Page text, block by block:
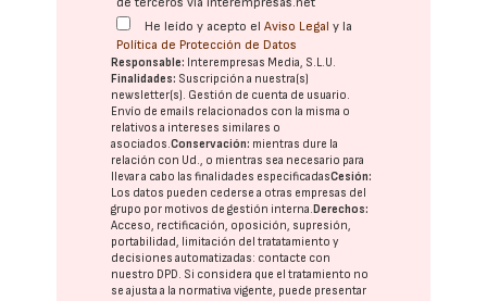
He leído y acepto elAviso Legal y la
Política de Protección de Datos
Responsable: Interempresas Media, S.L.U.
Finalidades: Suscripción a nuestra(s)
newsletter(s). Gestión de cuenta de usuario.
Envío de emails relacionados con la misma o
relativos a intereses similares o
asociados.Conservación: mientras dure la
relación con Ud., o mientras sea necesario para
llevar a cabo las finalidades especificadasCesión:
Los datos pueden cederse a otras empresas del
grupo por motivos de gestión interna.Derechos:
Acceso, rectificación, oposición, supresión,
portabilidad, limitación del tratatamiento y
decisiones automatizadas: contacte con
nuestro DPD. Si considera que el tratamiento no
se ajusta a la normativa vigente, puede presentar